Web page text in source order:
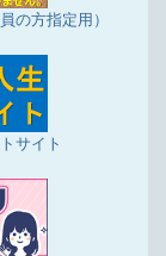
の方指定用）
サイト